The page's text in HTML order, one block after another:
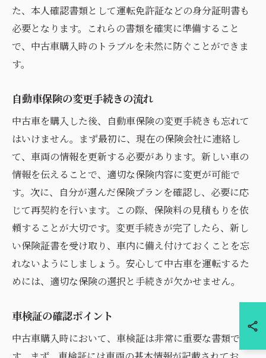
た、本人確認書類として運転免許証などの身分証明書も
必要となります。これらの書類を確実に準備すること
で、中古車購入時のトラブルを未然に防ぐことができま
す。
自動車保険の変更手続きの流れ
中古車を購入した後、自動車保険の変更手続きも忘れて
はいけません。まず最初に、現在の保険会社に連絡し
て、車両の情報を更新する必要があります。新しい車の
情報を伝えることで、適切な保険内容に変更が可能で
す。次に、自分が選んだ保険プランを確認し、必要に応
じて再契約を行います。この際、保険料の見積もりを依
頼することが大切です。変更手続きが完了したら、新し
い保険証書を受け取り、車内に備え付けておくことを忘
れないようにしましょう。安心して中古車を運転するた
めには、適切な保険の選択と手続きが欠かせません。
車検証の確認ポイント
中古車購入時において、車検証は非常に重要な書類で